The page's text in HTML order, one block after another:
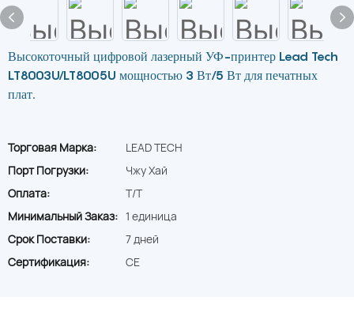
Высокоточный цифровой лазерный УФ-принтер Lead Tech
LT8003U/LT8005U мощностью 3 Вт/5 Вт для печатных
плат.
Торговая Марка:
LEAD TECH
Порт Погрузки:
Чжу Хай
Оплата:
T/T
Минимальный Заказ: 1 единица
Срок Поставки:
7 дней
Сертификация:
CE